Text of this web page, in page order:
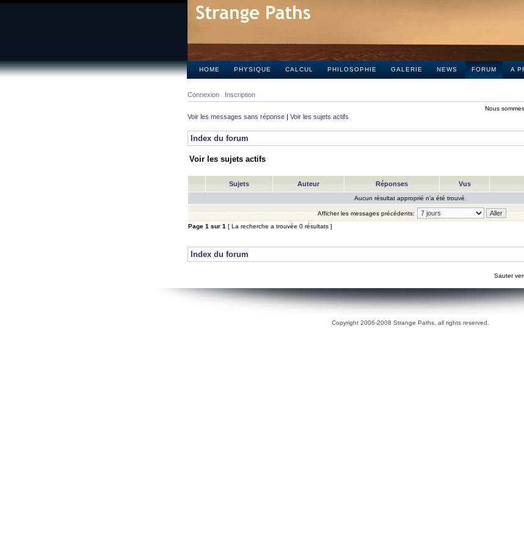
HOME PHYSIQUE CALCUL PHILOSOPHIE GALERIE NEWS FORUM A
Connexion Inscription
Nous
Voir les messages sans réponse | Voir les sujets actifs
Index du forum
Voir les sujets actifs
Sujets Auteur Réponses Vus
Aucun résultat approprié n’a été trouvé.
Afficher les messages précédents:
Page 1 sur 1 [ La recherche a trouvée 0 résultats ]
Index du forum
Sauter
Copyright 2006-2008 Strange Paths, all rights reserved.